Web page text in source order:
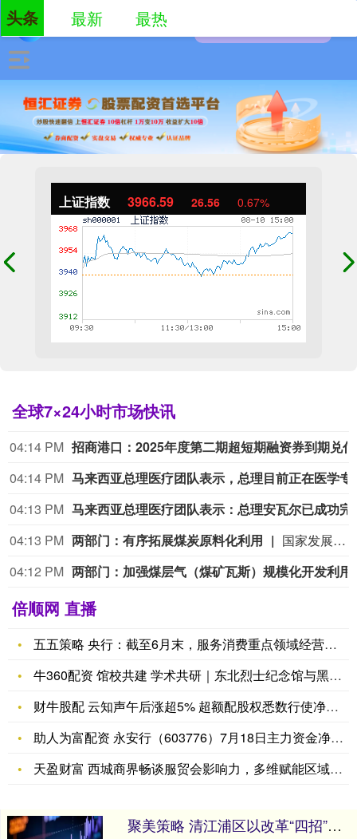
上证指数 3966.59 26.56 0.67%
全球7×24小时市场快讯
04:14 PM
04:14 PM
04:13 PM
04:13 PM 两部门：有序拓展煤炭原料化利用
国家发展改革委、国家能源局印发《煤炭工业发展“十五五”规划》。其中提到，强化煤种分类管理，因地制宜推进炼焦煤、富油煤等分质利用，推动煤炭向燃料和原料并重转变。科学规划煤制油气产能和布局，有序推进内蒙古鄂尔多斯、陕西榆林、新疆准东、新疆哈密等煤制油气战略基地建设，加强煤制油气产能和技术储备。推进煤制芳烃、煤基生物可降解材料等实现产业化突破。
04:12 PM
倍顺网 直播
五五策略 央行：截至6月末，服务消费重点领域经营主体贷款余额
牛360配资 馆校共建 学术共研｜东北烈士纪念馆与黑龙江大学
财牛股配 云知声午后涨超5% 超额配股权悉数行使净筹4560
助人为富配资 永安行（603776）7月18日主力资金净买入
天盈财富 西城商界畅谈服贸会影响力，多维赋能区域经济高质量发
聚美策略 清江浦区以改革“四招”提升初中教育质量_集团化_办学_发展
头条 最新 最热